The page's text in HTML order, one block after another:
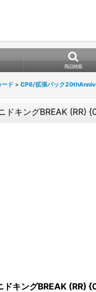
商品検索
ード > CP6/拡張パック
ドキングBREAK
ドキングBREAK